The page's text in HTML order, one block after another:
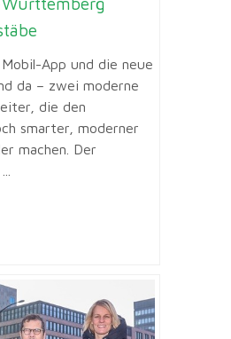
App und die neue
da – zwei moderne
die den
smarter, moderner
machen. Der